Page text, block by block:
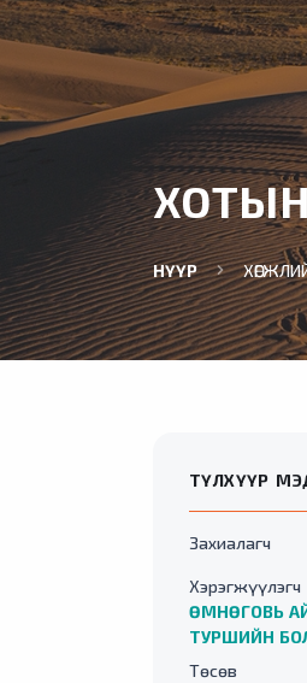
НҮҮР
ТҮЛХҮҮР
Захиалагч
Хэрэгжүүлэгч
ӨМНӨГОВЬ
ТУРШИЙН
Төсөв